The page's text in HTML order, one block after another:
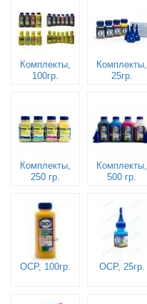
Комплекты,
100гр.
Комплекты,
25гр.
Комплекты,
250 гр.
Комплекты,
500 гр.
OCP, 100гр. OCP, 25гр.